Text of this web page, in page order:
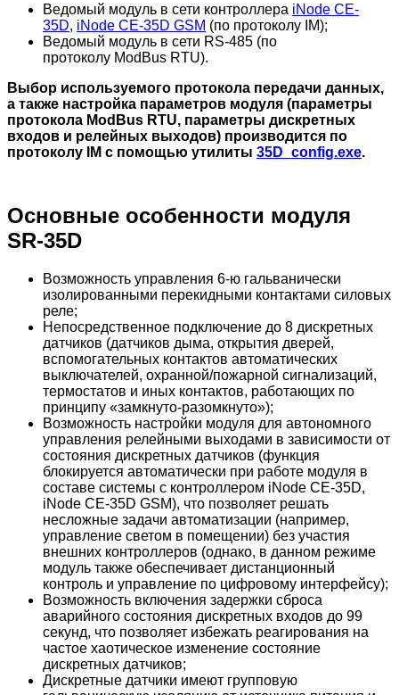
Ведомый модуль в сети контроллера iNode CE-
35D, iNode CE-35D GSM (по протоколу IM);
Ведомый модуль в сети RS-485 (по
протоколу ModBus RTU).
Выбор используемого протокола передачи данных,
а также настройка параметров модуля (параметры
протокола ModBus RTU, параметры дискретных
входов и релейных выходов) производится по
протоколу IM с помощью утилиты 35D_config.exe.
Основные особенности модуля
SR-35D
Возможность управления 6-ю гальванически
изолированными перекидными контактами силовых
реле;
Непосредственное подключение до 8 дискретных
датчиков (датчиков дыма, открытия дверей,
вспомогательных контактов автоматических
выключателей, охранной/пожарной сигнализаций,
термостатов и иных контактов, работающих по
принципу «замкнуто-разомкнуто»);
Возможность настройки модуля для автономного
управления релейными выходами в зависимости от
состояния дискретных датчиков (функция
блокируется автоматически при работе модуля в
составе системы с контроллером iNode CE-35D,
iNode CE-35D GSM), что позволяет решать
несложные задачи автоматизации (например,
управление светом в помещении) без участия
внешних контроллеров (однако, в данном режиме
модуль также обеспечивает дистанционный
контроль и управление по цифровому интерфейсу);
Возможность включения задержки сброса
аварийного состояния дискретных входов до 99
секунд, что позволяет избежать реагирования на
частое хаотическое изменение состояние
дискретных датчиков;
Дискретные датчики имеют групповую